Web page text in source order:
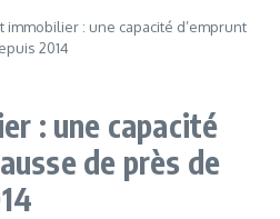
immobilier : une capacité d’emprunt
2014
: une capacité
de près de